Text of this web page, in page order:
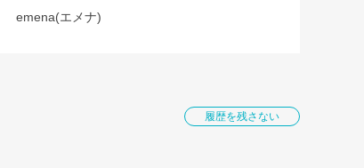
emena(エメナ)
履歴を残さない